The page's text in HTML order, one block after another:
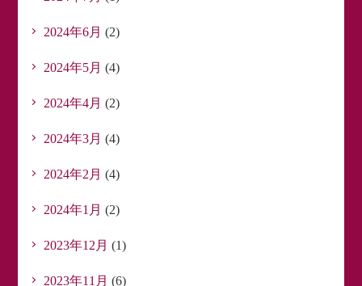
2024年6月 (2)
2024年5月 (4)
2024年4月 (2)
2024年3月 (4)
2024年2月 (4)
2024年1月 (2)
2023年12月 (1)
2023年11月 (6)